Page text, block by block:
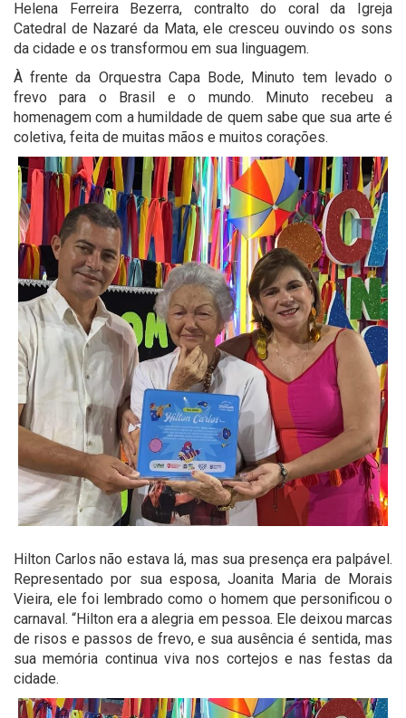
Helena Ferreira Bezerra, contralto do coral da Igreja
Catedral de Nazaré da Mata, ele cresceu ouvindo os sons
da cidade e os transformou em sua linguagem.
À frente da Orquestra Capa Bode, Minuto tem levado o
frevo para o Brasil e o mundo. Minuto recebeu a
homenagem com a humildade de quem sabe que sua arte é
coletiva, feita de muitas mãos e muitos corações.
Hilton Carlos não estava lá, mas sua presença era palpável.
Representado por sua esposa, Joanita Maria de Morais
Vieira, ele foi lembrado como o homem que personificou o
carnaval. “Hilton era a alegria em pessoa. Ele deixou marcas
de risos e passos de frevo, e sua ausência é sentida, mas
sua memória continua viva nos cortejos e nas festas da
cidade.